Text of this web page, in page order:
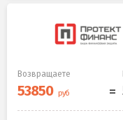
Возвращаете